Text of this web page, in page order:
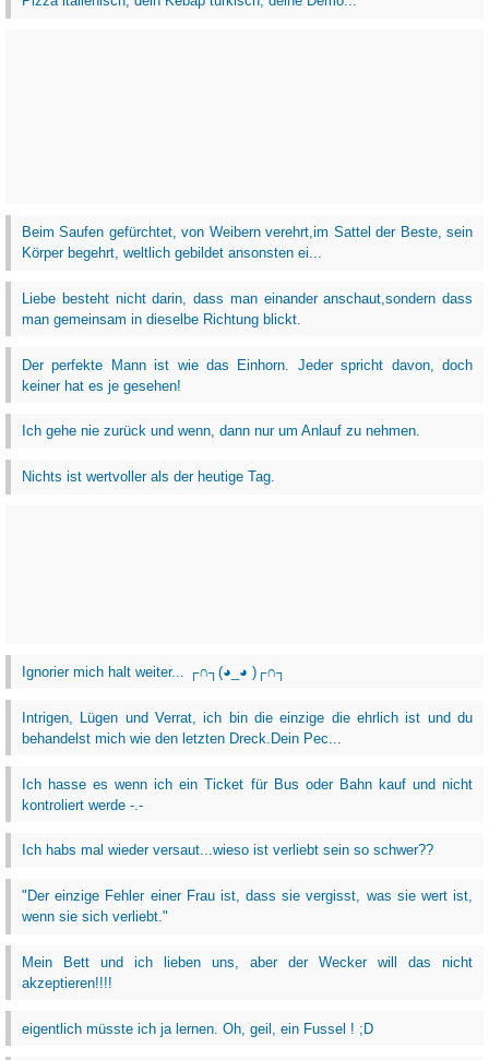
Beim Saufen gefürchtet, von Weibern verehrt,im Sattel der Beste, sein
Körper begehrt, weltlich gebildet ansonsten ei...
Liebe besteht nicht darin, dass man einander anschaut,sondern dass
man gemeinsam in dieselbe Richtung blickt.
Der perfekte Mann ist wie das Einhorn. Jeder spricht davon, doch
keiner hat es je gesehen!
Ich gehe nie zurück und wenn, dann nur um Anlauf zu nehmen.
Nichts ist wertvoller als der heutige Tag.
Ignorier mich halt weiter... ┌∩┐(◕_◕ )┌∩┐
Intrigen, Lügen und Verrat, ich bin die einzige die ehrlich ist und du
behandelst mich wie den letzten Dreck.Dein Pec...
Ich hasse es wenn ich ein Ticket für Bus oder Bahn kauf und nicht
kontroliert werde -.-
Ich habs mal wieder versaut...wieso ist verliebt sein so schwer??
"Der einzige Fehler einer Frau ist, dass sie vergisst, was sie wert ist,
wenn sie sich verliebt."
Mein Bett und ich lieben uns, aber der Wecker will das nicht
akzeptieren!!!!
eigentlich müsste ich ja lernen. Oh, geil, ein Fussel ! ;D